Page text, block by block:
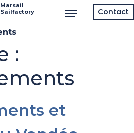
Marsail
Sailfactory
Contact
:
et